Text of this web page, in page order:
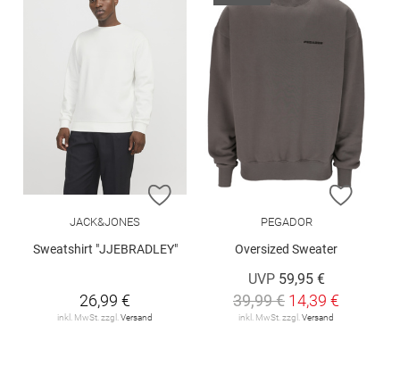
ZUR WUNSCHLISTE HINZUFÜGEN
JACK&JONES
Sweatshirt "JJEBRADLEY"
26,99 €
inkl. MwSt. zzgl.Versand
ZUR
PEGADOR
Oversized Sweater
UVP 59,95 €
39,99 € 14,39 €
inkl. MwSt. zzgl.Versand